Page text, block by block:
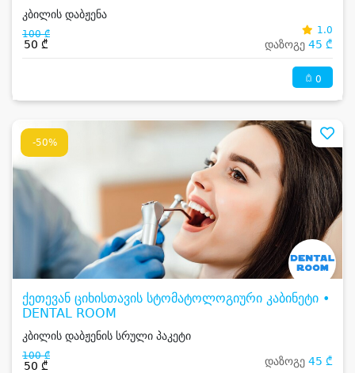
კბილის დაბჟენა
100 ₾
50 ₾
1.0
დაზოგე 45 ₾
0
-50%
ქეთევან ციხისთავის სტომატოლოგიური კაბინეტი •
DENTAL ROOM
კბილის დაბჟენის სრული პაკეტი
100 ₾
50 ₾ დაზოგე 45 ₾